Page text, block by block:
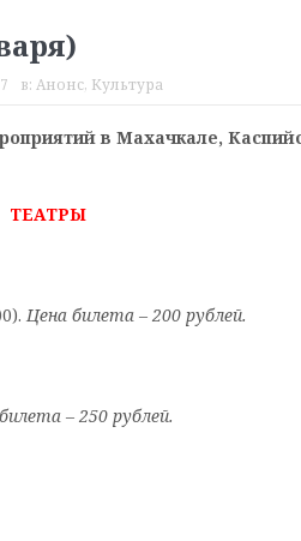
в: Анонс, Культура
в Махачкале,
ТЕАТРЫ
Цена билета – 200 рублей.
– 250 рублей.